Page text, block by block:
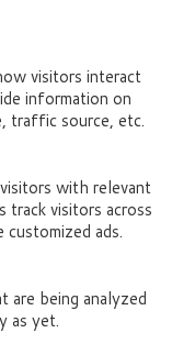
visitors interact
information on
traffic source, etc.
with relevant
track visitors across
ads.
are being analyzed
as yet.